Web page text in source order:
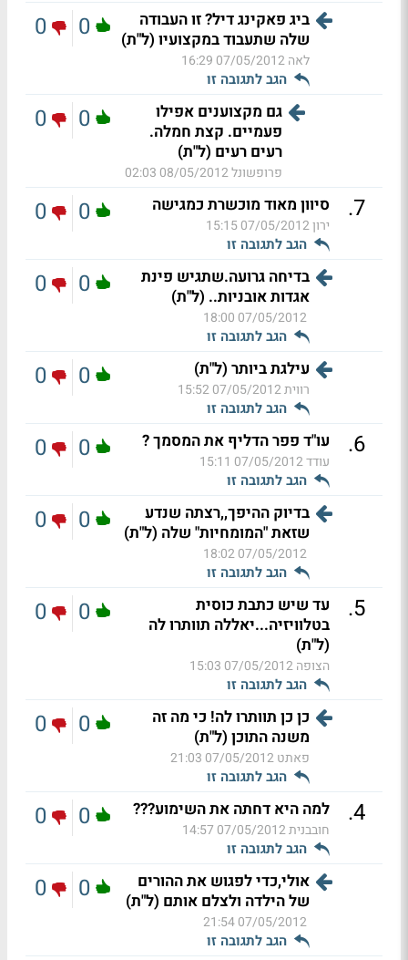
ביג פאקינג דיל? זו העבודה
שלה שתעבוד במקצועיו (ל"ת)
לאה07/05/2012 16:29
הגב לתגובה זו
0
0
גם מקצוענים אפילו
פעמיים. קצת חמלה.
רעים רעים (ל"ת)
פרופשונל08/05/2012 02:03
0
0
7
. סיוון מאוד מוכשרת כמגישה
ירון07/05/2012 15:15
הגב לתגובה זו
0
0
בדיחה גרועה.שתגיש פינת
אגדות אובניות.. (ל"ת)
07/05/2012 18:00
הגב לתגובה זו
0
0
עילגת ביותר (ל"ת)
רווית07/05/2012 15:52
הגב לתגובה זו
0
0
6
. עו"ד פפר הדליף את המסמך ?
עודד07/05/2012 15:11
הגב לתגובה זו
0
0
בדיוק ההיפך,,רצתה שנדע
שזאת "המומחיות" שלה (ל"ת)
07/05/2012 18:02
הגב לתגובה זו
0
0
5
.
עד שיש כתבת כוסית
בטלוויזיה...יאללה תוותרו לה
(ל"ת)
הצופה07/05/2012 15:03
הגב לתגובה זו
0
0
כן כן תוותרו לה! כי מה זה
משנה התוכן (ל"ת)
פאתט07/05/2012 21:03
הגב לתגובה זו
0
0
4
. למה היא דחתה את השימוע???
חובבנית07/05/2012 14:57
הגב לתגובה זו
0
0
אולי,כדי לפגוש את ההורים
של הילדה ולצלם אותם (ל"ת)
07/05/2012 21:54
הגב לתגובה זו
0
0